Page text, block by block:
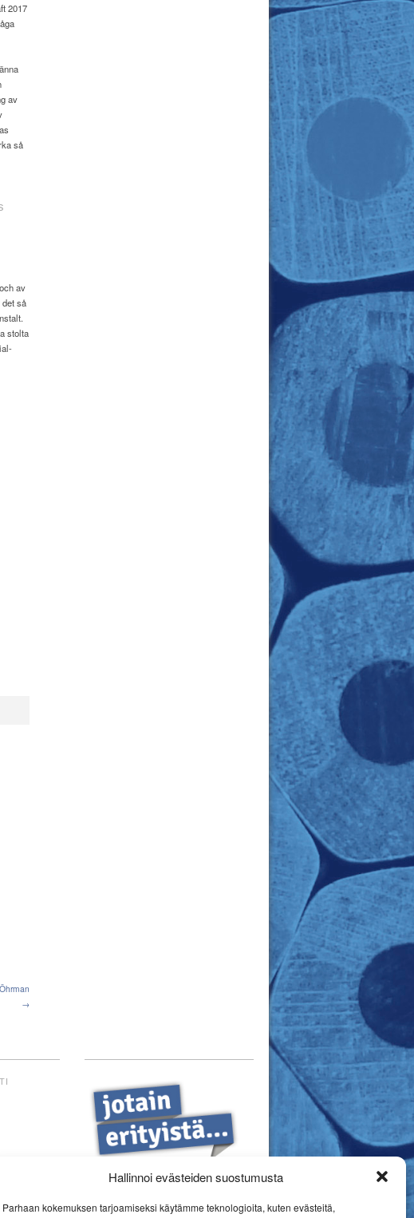
Hallinnoi evästeiden suostumusta
Parhaan kokemuksen tarjoamiseksi käytämme teknologioita, kuten evästeitä,
2017
av
så
av
så
stolta
→